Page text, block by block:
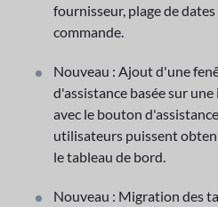
fournisseur, plage de
commande.
Nouveau : Ajout d'une
d'assistance basée sur
avec le bouton
utilisateurs puissent
le tableau de bord.
Nouveau : Migration des